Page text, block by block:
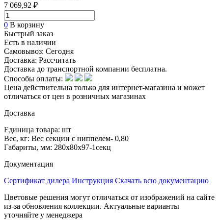
7 069,92 ₽
0 В корзину
Быстрый заказ
Есть в наличии
Самовывоз: Сегодня
Доставка: Рассчитать
Доставка до транспортной компании бесплатна.
Способы оплаты:
Цена действительна только для интернет-магазина и может
отличаться от цен в розничных магазинах
Доставка
Единица товара: шт
Вес, кг: Вес секции с ниппелем- 0,80
Габариты, мм: 280х80х97-1секц
Документация
Сертификат дилера Инструкция Скачать всю документацию
Цветовые решения могут отличаться от изображений на сайте
из-за обновления коллекции. Актуальные варианты
уточняйте у менеджера